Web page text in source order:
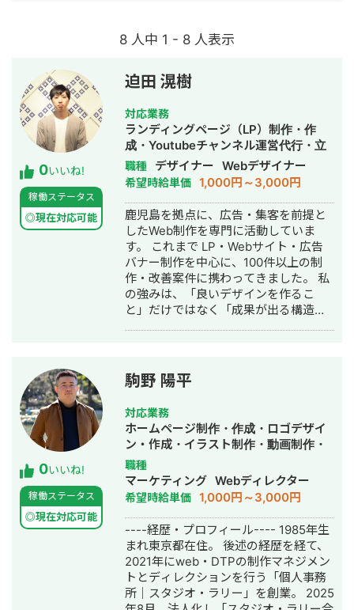
8 人中 1 - 8 人表示
0いいね!
稼働ステータス
◎現在対応可能
迫田 滉樹
対応業務
ランディングページ（LP）制作・作
成・Youtubeチャンネル運営代行・立
ち上げ・ECサイト構築・ネットショッ
プ作成代行・SEO対策・新規事業立
上・SNS運用代行・ホームページ制
作・作成・バナー制作・デザイン・ロ
ゴデザイン・作成・イラスト制作・リ
スティング広告運用代行・オウンドメ
ディア制作・構築・運用代行・動画制
作・動画編集・AI活用
職種 デザイナー Webデザイナー
希望時給単価 1,000円～3,000円
鹿児島を拠点に、広告・集客を前提と
したWeb制作を専門に活動していま
す。 これまで LP・Webサイト・広告
バナー制作を中心に、100件以上の制
作・改善案件に携わってきました。 私
の強みは、「良いデザインを作るこ
と」だけではなく「成果が出る構造を
見据えたファーストビュー設計 ・実装
後の運用・改善を想定したUI設計 実際
に ・LP改善により194%のCVR改善 ・
広告バナー改善により CTR改善・CPA
削減 といった成果を複数案件で実現し
てきました。 ■こんな方におすすめ ・
LPやWebサイトを作ったが、成果が伸
び悩んでいる方 ・広告運用をしてお
り、CVR改善・LPOまで任せたい方 ・
デザインだけでなく、構成・導線から
提案してほしい方 ・代理店・制作会社
で、スピード感のある外部パートナー
を探している方 ・作って終わりではな
く、改善前提で伴走してくれる制作者
を求めている方 ■お客様からいただく
0いいね!
稼働ステータス
◎現在対応可能
駒野 陽平
対応業務
ホームページ制作・作成・ロゴデザイ
ン・作成・イラスト制作・動画制作・
動画編集
職種
マーケティング Webディレクター
希望時給単価 1,000円～3,000円
----経歴・プロフィール---- 1985年生
まれ東京都在住。 後述の経歴を経て、
2021年にweb・DTPの制作マネジメン
トとディレクションを行う「個人事務
所｜スタジオ・ラリー」を創業。 2025